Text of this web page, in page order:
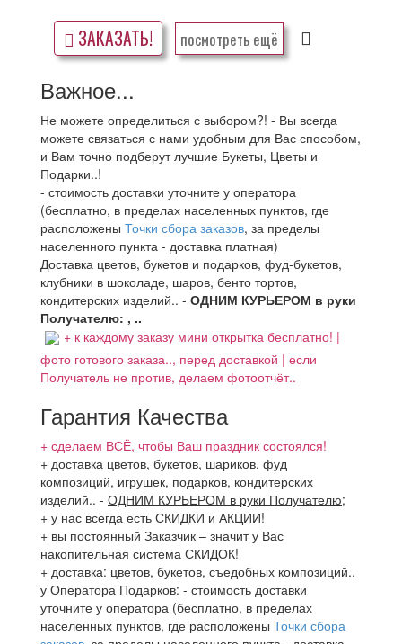
ЗАКАЗАТЬ! посмотреть ещё
Важное...
Не можете определиться с выбором?! - Вы всегда
можете связаться с нами удобным для Вас способом,
и Вам точно подберут лучшие Букеты, Цветы и
Подарки..!
- стоимость доставки уточните у оператора
(бесплатно, в пределах населенных пунктов, где
расположены Точки сбора заказов, за пределы
населенного пункта - доставка платная)
Доставка цветов, букетов и подарков, фуд-букетов,
клубники в шоколаде, шаров, бенто тортов,
кондитерских изделий.. - ОДНИМ КУРЬЕРОМ в руки
Получателю: , ..
+ к каждому заказу мини открытка бесплатно! |
фото готового заказа.., перед доставкой | если
Получатель не против, делаем фотоотчёт..
Гарантия Качества
+ сделаем ВСЁ, чтобы Ваш праздник состоялся!
+ доставка цветов, букетов, шариков, фуд
композиций, игрушек, подарков, кондитерских
изделий.. - ОДНИМ КУРЬЕРОМ в руки Получателю;
+ у нас всегда есть СКИДКИ и АКЦИИ!
+ вы постоянный Заказчик – значит у Вас
накопительная система СКИДОК!
+ доставка: цветов, букетов, съедобных композиций..
у Оператора Подарков: - стоимость доставки
уточните у оператора (бесплатно, в пределах
населенных пунктов, где расположены Точки сбора